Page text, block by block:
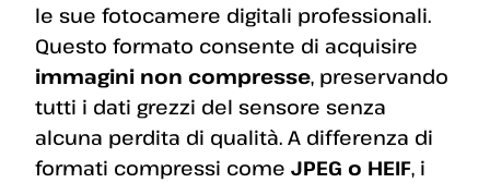
le sue fotocamere digitali professionali.
Questo formato consente di acquisire
immagini non compresse, preservando
tutti i dati grezzi del sensore senza
alcuna perdita di qualità. A differenza di
formati compressi come JPEG o HEIF, i